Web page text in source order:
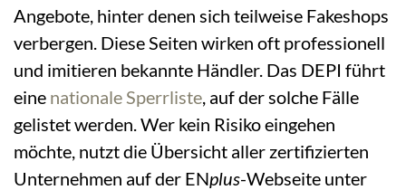
Angebote, hinter denen sich teilweise Fakeshops
verbergen. Diese Seiten wirken oft professionell
und imitieren bekannte Händler. Das DEPI führt
eine nationale Sperrliste , auf der solche Fälle
gelistet werden. Wer kein Risiko eingehen
möchte, nutzt die Übersicht aller zertifizierten
Unternehmen auf der ENplus-Webseite unter